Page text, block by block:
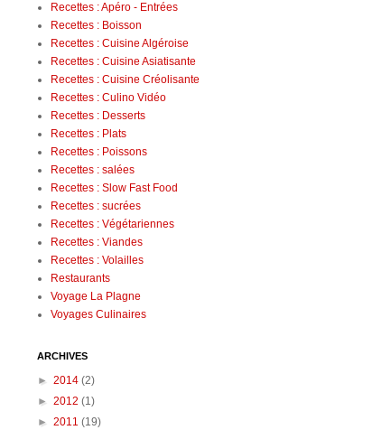
Recettes : Apéro - Entrées
Recettes : Boisson
Recettes : Cuisine Algéroise
Recettes : Cuisine Asiatisante
Recettes : Cuisine Créolisante
Recettes : Culino Vidéo
Recettes : Desserts
Recettes : Plats
Recettes : Poissons
Recettes : salées
Recettes : Slow Fast Food
Recettes : sucrées
Recettes : Végétariennes
Recettes : Viandes
Recettes : Volailles
Restaurants
Voyage La Plagne
Voyages Culinaires
ARCHIVES
► 2014 (2)
► 2012 (1)
► 2011 (19)